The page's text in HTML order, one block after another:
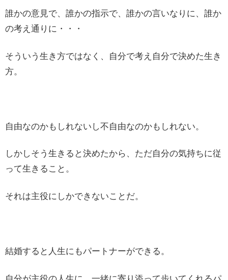
誰かの意見で、誰かの指示で、誰かの言いなりに、誰か
の考え通りに・・・
そういう生き方ではなく、自分で考え自分で決めた生き
方。
自由なのかもしれないし不自由なのかもしれない。
しかしそう生きると決めたから、ただ自分の気持ちに従
って生きること。
それは主役にしかできないことだ。
結婚すると人生にもパートナーができる。